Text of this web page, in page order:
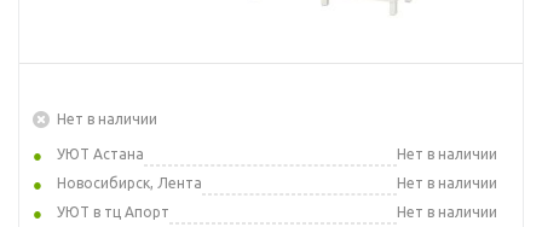
Нет в наличии
УЮТ Астана
Нет в наличии
Новосибирск, Лента
Нет в наличии
УЮТ в тц Апорт
Нет в наличии